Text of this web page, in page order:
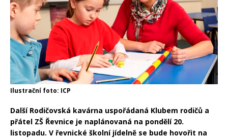
Ilustrační foto: ICP
Další Rodičovská kavárna uspořádaná Klubem rodičů a
přátel ZŠ Řevnice je naplánovaná na pondělí 20.
listopadu. V řevnické školní jídelně se bude hovořit na